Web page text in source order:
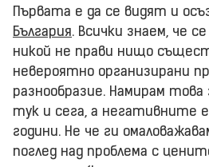
Първата е да се видят и
България. Всички знаем, че
никой не прави нищо
невероятно организирани
разнообразие. Намирам
тук и сега, а негативните
години. Не че ги
поглед над проблема с